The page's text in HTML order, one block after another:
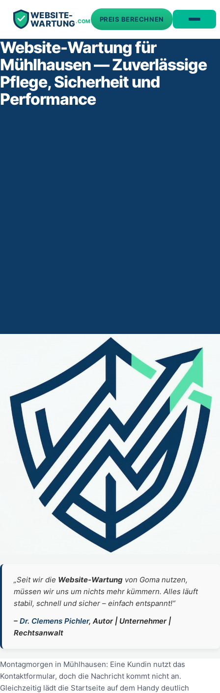
WEBSITE-
WARTUNG.COM PREIS BERECHNEN
Website-Wartung für
Mühlhausen — Zuverlässige
Pflege, Sicherheit und
Performance
„Seit wir die Website‑Wartung von Goma nutzen,
müssen wir uns um nichts mehr kümmern. Alles läuft
stabil, schnell und sicher – einfach entspannt!“
– Dr. Clemens Pichler, Autor | Unternehmer |
Rechtsanwalt
Montagmorgen in Mühlhausen: Eine Kundin nutzt das
Kontaktformular, doch die Nachricht kommt nicht an.
Gleichzeitig lädt die Startseite auf dem Handy deutlich